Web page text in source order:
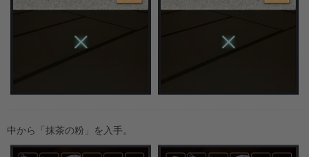
中から「抹茶の粉」を入手。